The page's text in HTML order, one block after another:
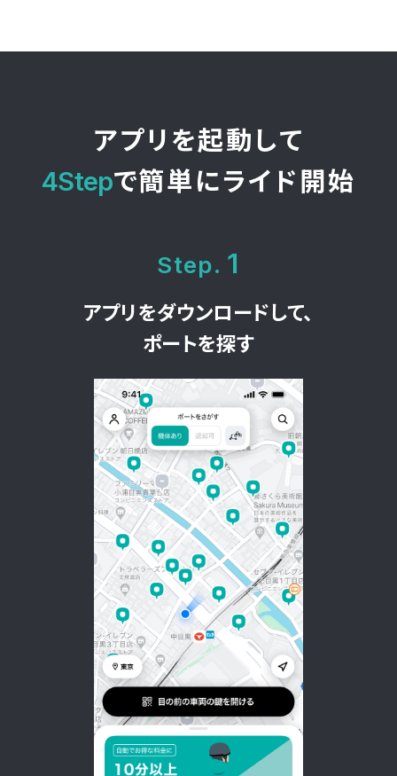
アプリを起動して
4Stepで簡単にライド開始
Step. 1
アプリをダウンロードして、
ポートを探す